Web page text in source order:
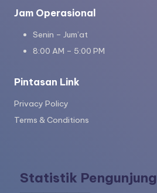
b
a
c
d
a
n
n
Jam Operasional
Senin – Jum’at
8:00 AM – 5:00 PM
Pintasan Link
Privacy Policy
Terms & Conditions
Statistik Pengunjung